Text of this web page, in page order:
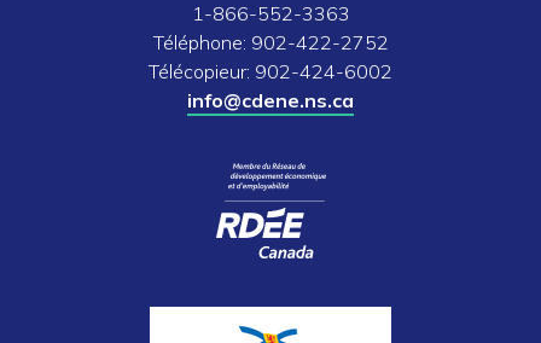
1-866-552-3363
Téléphone: 902-422-2752
Télécopieur: 902-424-6002
info@cdene.ns.ca